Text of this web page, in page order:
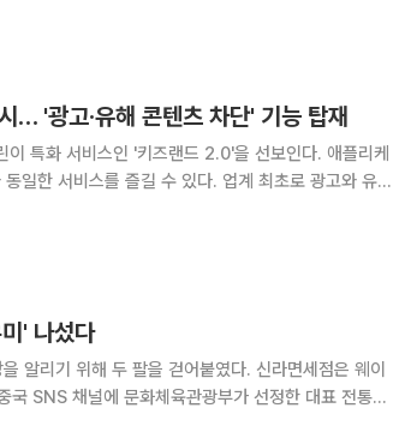
문
'광고·유해 콘텐츠 차단' 기능 탑재
특화 서비스인 '키즈랜드 2.0'을 선보인다. 애플리케
일한 서비스를 즐길 수 있다. 업계 최초로 광고와 유해
랜드 2.0
' 나섰다
해 두 팔을 걷어붙였다. 신라면세점은 웨이
국 SNS 채널에 문화체육관광부가 선정한 대표 전통시